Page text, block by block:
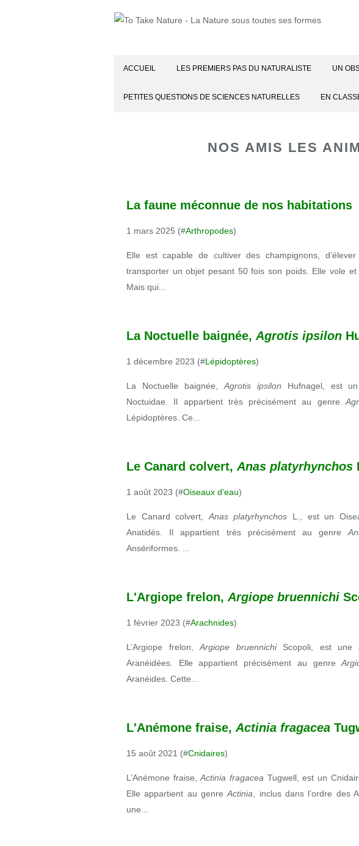
ACCUEIL LES PREMIERS PAS DU NATURALISTE UN
PETITES QUESTIONS DE SCIENCES NATURELLES EN
NOS AMIS LES
La faune méconnue de nos habitations
1 mars 2025 (#Arthropodes)
Elle est capable de cultiver des champignons,
transporter un objet pesant 50 fois son poids. Elle vole
Mais qui...
La Noctuelle baignée, Agrotis ipsilon
1 décembre 2023 (#Lépidoptères)
La Noctuelle baignée, Agrotis ipsilon Hufnagel, est
Noctuidae. Il appartient très précisément au genre
Lépidoptères. Ce...
Le Canard colvert, Anas platyrhynchos
1 août 2023 (#Oiseaux d'eau)
Le Canard colvert, Anas platyrhynchos L.,
est un
Anatidés. Il appartient très précisément au genre
Ansériformes. ...
L'Argiope frelon, Argiope bruennichi
1 février 2023 (#Arachnides)
L’Argiope frelon,Argiope bruennichi Scopoli, est une
Aranéidées. Elle appartient précisément au genre
Aranéides. Cette...
L'Anémone fraise, Actinia fragacea
15 août 2021 (#Cnidaires)
L’Anémone fraise,Actinia fragacea Tugwell, est un
Elle appartient au genreActinia , inclus dans l’ordre des
une...